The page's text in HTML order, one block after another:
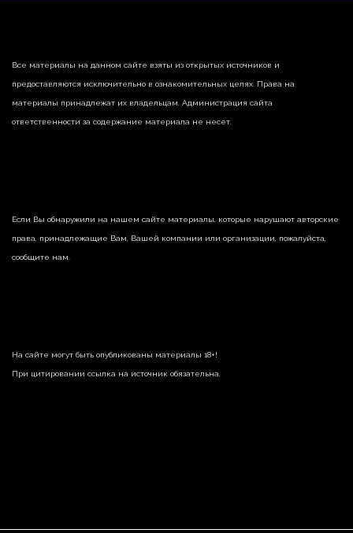
Все материалы на данном сайте взяты из открытых источников и
предоставляются исключительно в ознакомительных целях. Права на
материалы принадлежат их владельцам. Администрация сайта
ответственности за содержание материала не несет.
Если Вы обнаружили на нашем сайте материалы, которые нарушают авторские
права, принадлежащие Вам, Вашей компании или организации, пожалуйста,
сообщите нам.
На сайте могут быть опубликованы материалы 18+!
При цитировании ссылка на источник обязательна.